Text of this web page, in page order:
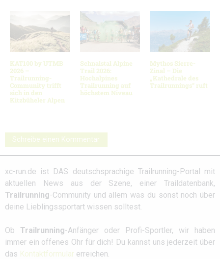
KAT100 by UTMB
2026 –
Trailrunning-
Community trifft
sich in den
Kitzbüheler Alpen
Schnalstal Alpine
Trail 2026:
Hochalpines
Trailrunning auf
höchstem Niveau
Mythos Sierre-
Zinal – Die
„Kathedrale des
Trailrunnings“ ruft
Schreibe einen Kommentar
xc-run.de ist DAS deutschsprachige Trailrunning-Portal mit
aktuellen News aus der Szene, einer Traildatenbank,
Trailrunning-Community und allem was du sonst noch über
deine Lieblingssportart wissen solltest.
Ob Trailrunning-Anfänger oder Profi-Sportler, wir haben
immer ein offenes Ohr für dich! Du kannst uns jederzeit über
das Kontaktformular erreichen.